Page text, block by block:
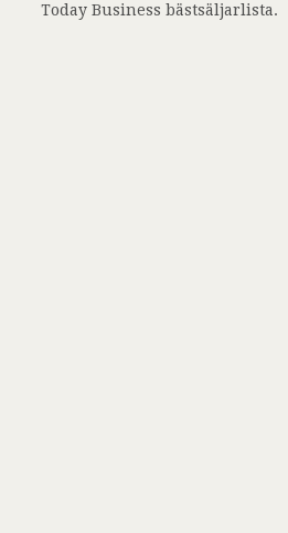
Today Business bästsäljarlista.